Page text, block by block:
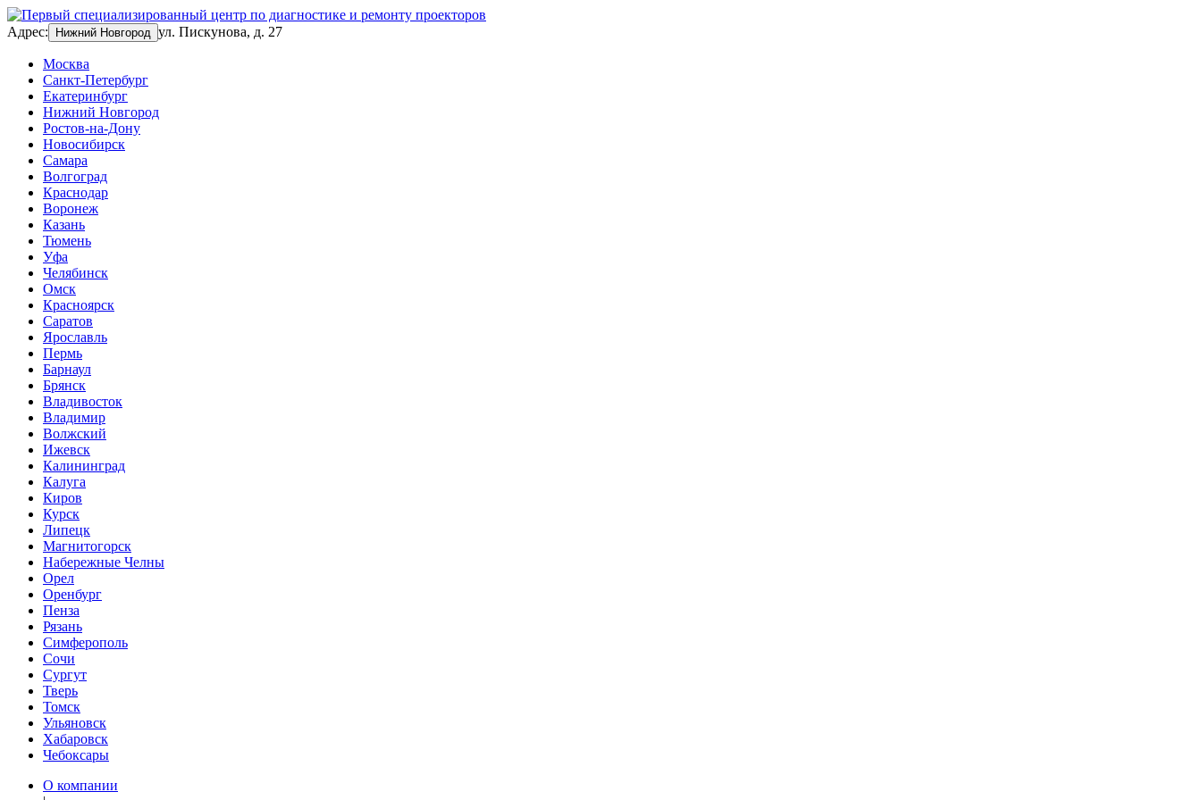
Адрес: Нижний Новгород ул. Пискунова, д. 27
Москва
Санкт-Петербург
Екатеринбург
Нижний Новгород
Ростов-на-Дону
Новосибирск
Самара
Волгоград
Краснодар
Воронеж
Казань
Тюмень
Уфа
Челябинск
Омск
Красноярск
Саратов
Ярославль
Пермь
Барнаул
Брянск
Владивосток
Владимир
Волжский
Ижевск
Калининград
Калуга
Киров
Курск
Липецк
Магнитогорск
Набережные Челны
Орел
Оренбург
Пенза
Рязань
Симферополь
Сочи
Сургут
Тверь
Томск
Ульяновск
Хабаровск
Чебоксары
О компании